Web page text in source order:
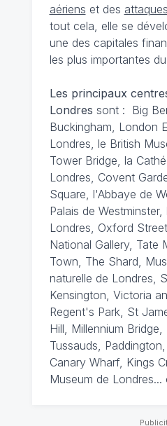
aériens et des
tout cela, elle se
une des capitales
les plus importantes
Les principaux
Londres sont : Big
Buckingham, London
Londres, le British
Tower Bridge, la
Londres, Covent
Square, l'Abbaye de
Palais de
Londres, Oxford
National Gallery, Tate
Town, The Shard,
naturelle de Londres,
Kensington, Victoria
Regent's Park, St
Hill, Millennium Bridge,
Tussauds,
Canary Wharf, Kings
Museum de Londres...